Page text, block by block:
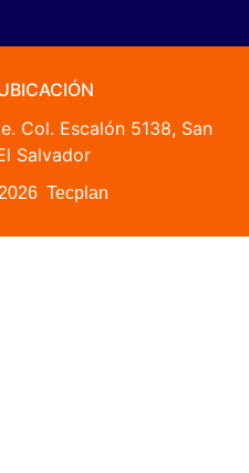
Col. Escalón 5138, San
Salvador
Tecplan